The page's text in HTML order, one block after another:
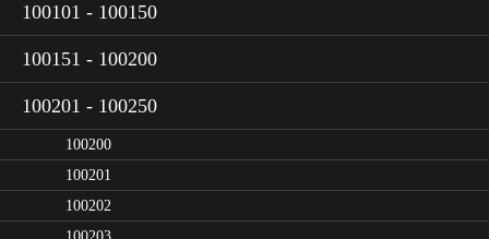
100101 - 100150
100151 - 100200
100201 - 100250
100200
100201
100202